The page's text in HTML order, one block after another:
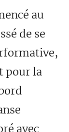
au
de se
pour la
avec